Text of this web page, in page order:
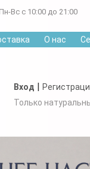
Пн-Вс с 10:00 до 21:00
О нас
Вход |
Только